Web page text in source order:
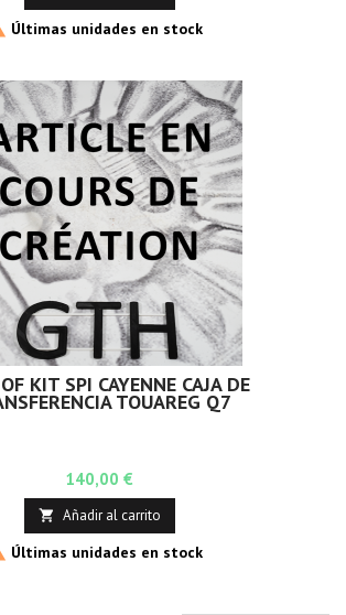
Últimas unidades en stock
KIT SPI CAYENNE CAJA DE
TOUAREG Q7
Precio
140,00 €
 Añadir al carrito
Últimas unidades en stock